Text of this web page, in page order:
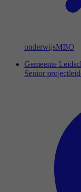
onderwijsMBO
Gemeente
Senior